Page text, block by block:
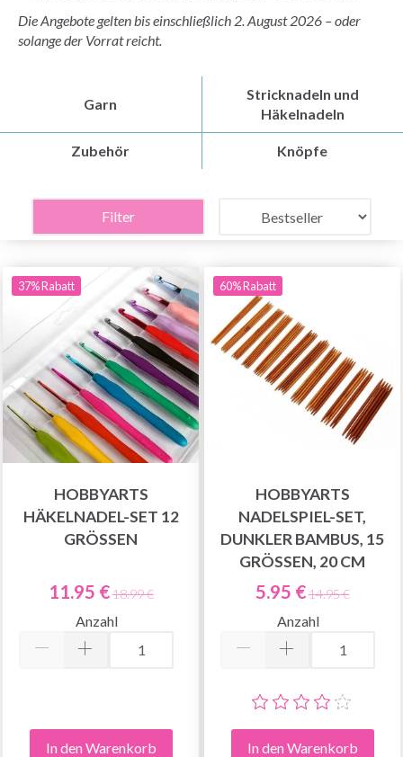
Die Angebote gelten bis einschließlich 2. August 2026 – oder
solange der Vorrat reicht.
Garn
Stricknadeln und
Häkelnadeln
Zubehör Knöpfe
Filter
37% Rabatt
HOBBYARTS
HÄKELNADEL-SET 12
GRÖSSEN
11.95 €18.99 €
Anzahl
In den Warenkorb
60% Rabatt
HOBBYARTS
NADELSPIEL-SET,
DUNKLER BAMBUS, 15
GRÖSSEN, 20 CM
5.95 €14.95 €
Anzahl
In den Warenkorb